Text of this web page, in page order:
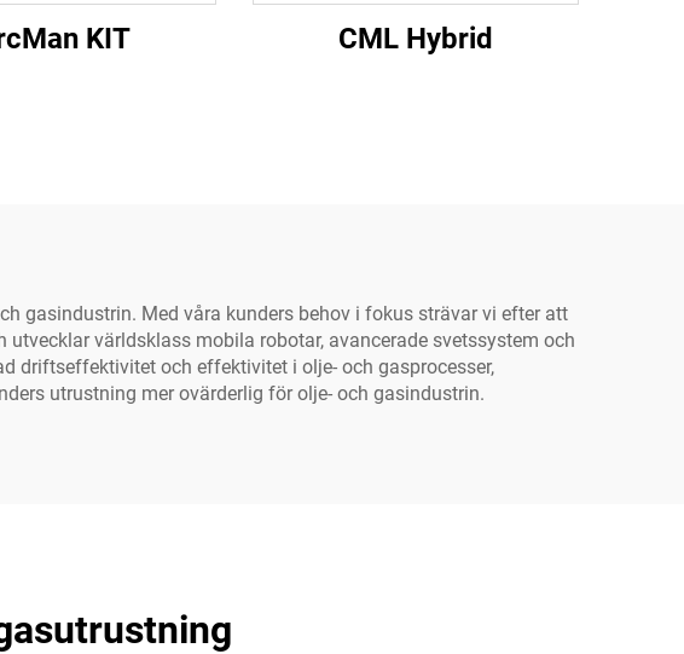
KIT CML Hybrid
gasindustrin. Med våra kunders behov i fokus strävar vi efter att
världsklass mobila robotar, avancerade svetssystem och
driftseffektivitet och effektivitet i olje- och gasprocesser,
utrustning mer ovärderlig för olje- och gasindustrin.